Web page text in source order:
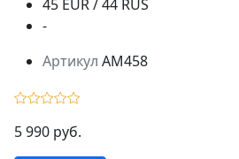
45 EUR / 44 RUS
-
Артикул AM458
5 990 руб.